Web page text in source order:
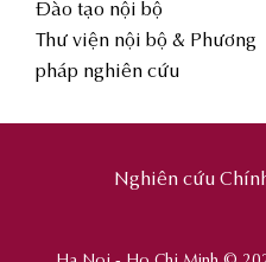
Đào tạo nội bộ
Thư viện nội bộ & Phương
pháp nghiên cứu
Nghiên cứu